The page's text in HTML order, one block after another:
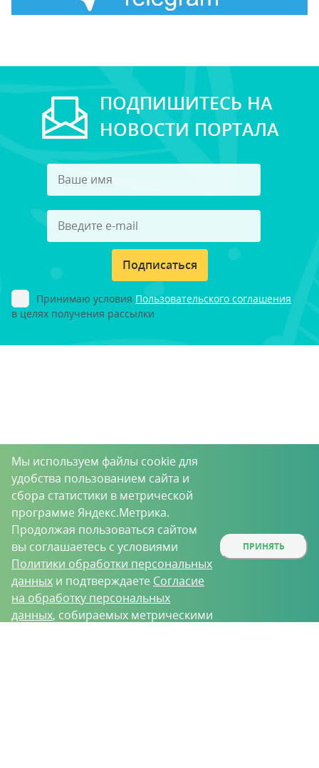
ПОДПИШИТЕСЬ НА
НОВОСТИ ПОРТАЛА
Подписаться
Принимаю условия Пользовательского соглашения
в целях получения рассылки
Мы используем файлы cookie для
удобства пользованием сайта и
сбора статистики в метрической
программе Яндекс.Метрика.
Продолжая пользоваться сайтом
вы соглашаетесь с условиями
Политики обработки персональных
данных и подтверждаете Согласие
на обработку персональных
данных, собираемых метрическими
ПРИНЯТЬ